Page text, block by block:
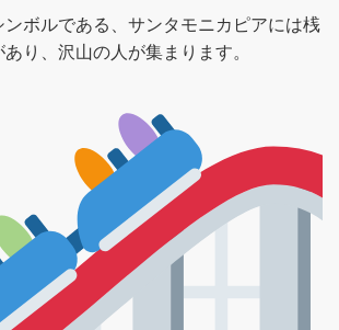
ボルである、サンタモニカピアには桟
り、沢山の人が集まります。